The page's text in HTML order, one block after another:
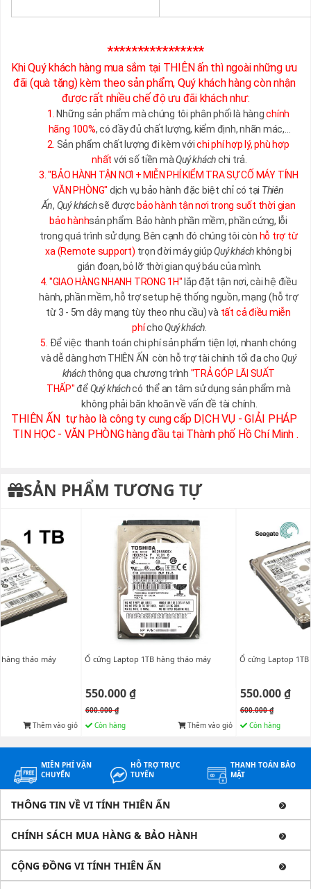
****************
Khi Quý khách hàng mua sắm tại THIÊN ấn thì ngoài những ưu
đãi (quà tặng) kèm theo sản phẩm, Quý khách hàng còn nhận
được rất nhiều chế độ ưu đãi khách như:
1. Những sản phẩm mà chúng tôi phân phối là hàng chính
hãng 100%, có đầy đủ chất lượng, kiểm định, nhãn mác,...
2. Sản phẩm chất lượng đi kèm với chi phí hợp lý, phù hợp
nhất với số tiền mà Quý khách chi trả.
3. "BẢO HÀNH TẬN NƠI + MIỄN PHÍ KIỂM TRA SỰ CỐ MÁY TÍNH
VĂN PHÒNG" dịch vụ bảo hành đặc biệt chỉ có tại Thiên
Ấn, Quý khách sẽ được bảo hành tận nơi trong suốt thời gian
bảo hànhsản phẩm. Bảo hành phần mềm, phần cứng, lỗi
trong quá trình sử dụng. Bên cạnh đó chúng tôi còn hỗ trợ từ
xa (Remote support) trọn đời máy giúp Quý khách không bị
gián đoạn, bỏ lỡ thời gian quý báu của mình.
4. "GIAO HÀNG NHANH TRONG 1H" lắp đặt tận nơi, cài hệ điều
hành, phần mềm, hỗ trợ setup hệ thống nguồn, mạng (hỗ trợ
từ 3 - 5m dây mạng tùy theo nhu cầu) và tất cả điều miễn
phí cho Quý khách
5. Để việc thanh toán chi phí sản phẩm tiện lợi, nhanh chóng
và dễ dàng hơn THIÊN ẤN  còn hỗ trợ tài chính tối đa cho Quý
khách thông qua chương trình "TRẢ GÓP LÃI SUẤT
THẤP" để Quý khách có thể an tâm sử dụng sản phẩm mà
không phải băn khoăn về vấn đề tài chính.
THIÊN ẤN  tự hào là công ty cung cấp DỊCH VỤ - GIẢI PHÁP
TIN HỌC - VĂN PHÒNG hàng đầu tại Thành phố Hồ Chí Minh .
SẢN PHẨM TƯƠNG TỰ
tháo máy
Thêm vào giỏ
Ổ cứng Laptop 1TB hàng tháo máy
550.000 ₫
600.000 ₫
Còn hàng
Thêm vào giỏ
Ổ cứng Laptop
550.000 ₫
600.000 ₫
Còn hàng
MIỄN PHÍ VẬN
CHUYỂN
HỖ TRỢ TRỰC
TUYẾN
THANH TOÁN BẢO
MẬT
THÔNG TIN VỀ VI TÍNH THIÊN ẤN
CHÍNH SÁCH MUA HÀNG & BẢO HÀNH
CỘNG ĐỒNG VI TÍNH THIÊN ẤN